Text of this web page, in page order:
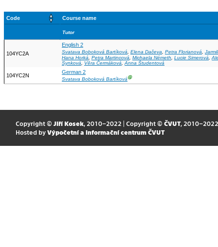
Code Course name
Tutor
104YC2A
English 2
Svatava Boboková Bartíková, Elena Dačeva, Petra Florianová,
Hana Horká
Petra Martincová Michaela Németh Lucie Simerová
Synková
Věra Čermáková Anna Študentová
104YC2N
German 2
Svatava Boboková BartíkováⒼ
Copyright © Jiří Kosek, 2010–2022 | Copyright © ČVUT, 2010–2022
Hosted by Výpočetní a informační centrum ČVUT